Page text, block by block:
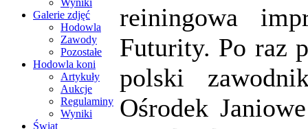
Wyniki
Galerie zdjęć
Hodowla
Zawody
Pozostałe
Hodowla koni
Artykuły
Aukcje
Regulaminy
Wyniki
Świat
reiningowa
Futurity. Po raz
polski
Ośrodek